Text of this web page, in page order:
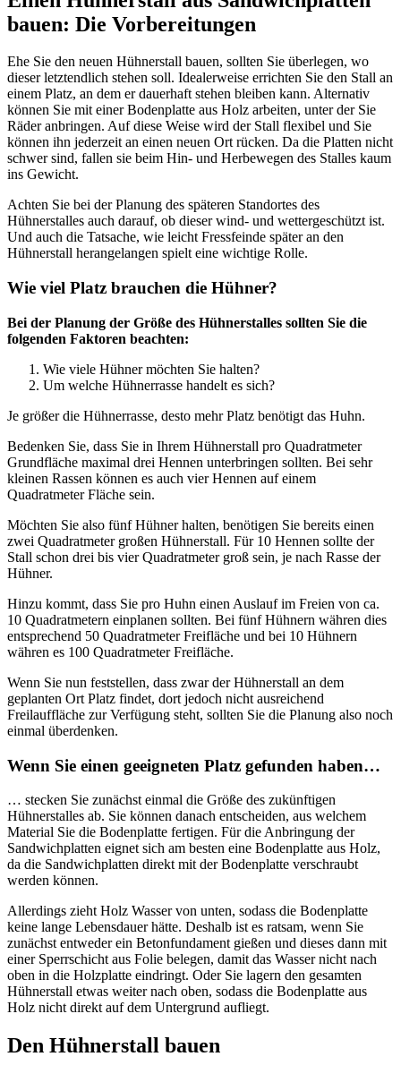
bauen: Die Vorbereitungen
Ehe Sie den neuen Hühnerstall bauen, sollten Sie überlegen, wo
dieser letztendlich stehen soll. Idealerweise errichten Sie den Stall an
einem Platz, an dem er dauerhaft stehen bleiben kann. Alternativ
können Sie mit einer Bodenplatte aus Holz arbeiten, unter der Sie
Räder anbringen. Auf diese Weise wird der Stall flexibel und Sie
können ihn jederzeit an einen neuen Ort rücken. Da die Platten nicht
schwer sind, fallen sie beim Hin- und Herbewegen des Stalles kaum
ins Gewicht.
Achten Sie bei der Planung des späteren Standortes des
Hühnerstalles auch darauf, ob dieser wind- und wettergeschützt ist.
Und auch die Tatsache, wie leicht Fressfeinde später an den
Hühnerstall herangelangen spielt eine wichtige Rolle.
Wie viel Platz brauchen die Hühner?
Bei der Planung der Größe des Hühnerstalles sollten Sie die
folgenden Faktoren beachten:
Wie viele Hühner möchten Sie halten?
Um welche Hühnerrasse handelt es sich?
Je größer die Hühnerrasse, desto mehr Platz benötigt das Huhn.
Bedenken Sie, dass Sie in Ihrem Hühnerstall pro Quadratmeter
Grundfläche maximal drei Hennen unterbringen sollten. Bei sehr
kleinen Rassen können es auch vier Hennen auf einem
Quadratmeter Fläche sein.
Möchten Sie also fünf Hühner halten, benötigen Sie bereits einen
zwei Quadratmeter großen Hühnerstall. Für 10 Hennen sollte der
Stall schon drei bis vier Quadratmeter groß sein, je nach Rasse der
Hühner.
Hinzu kommt, dass Sie pro Huhn einen Auslauf im Freien von ca.
10 Quadratmetern einplanen sollten. Bei fünf Hühnern währen dies
entsprechend 50 Quadratmeter Freifläche und bei 10 Hühnern
währen es 100 Quadratmeter Freifläche.
Wenn Sie nun feststellen, dass zwar der Hühnerstall an dem
geplanten Ort Platz findet, dort jedoch nicht ausreichend
Freilauffläche zur Verfügung steht, sollten Sie die Planung also noch
einmal überdenken.
Wenn Sie einen geeigneten Platz gefunden haben…
… stecken Sie zunächst einmal die Größe des zukünftigen
Hühnerstalles ab. Sie können danach entscheiden, aus welchem
Material Sie die Bodenplatte fertigen. Für die Anbringung der
Sandwichplatten eignet sich am besten eine Bodenplatte aus Holz,
da die Sandwichplatten direkt mit der Bodenplatte verschraubt
werden können.
Allerdings zieht Holz Wasser von unten, sodass die Bodenplatte
keine lange Lebensdauer hätte. Deshalb ist es ratsam, wenn Sie
zunächst entweder ein Betonfundament gießen und dieses dann mit
einer Sperrschicht aus Folie belegen, damit das Wasser nicht nach
oben in die Holzplatte eindringt. Oder Sie lagern den gesamten
Hühnerstall etwas weiter nach oben, sodass die Bodenplatte aus
Holz nicht direkt auf dem Untergrund aufliegt.
Den Hühnerstall bauen